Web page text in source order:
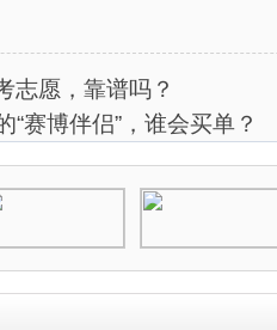
志愿，靠谱吗？
“赛博伴侣”，谁会买单？